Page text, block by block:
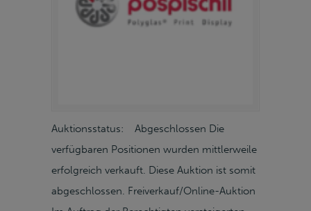
Auktionsstatus: Abgeschlossen Die
verfügbaren Positionen wurden mittlerweile
erfolgreich verkauft. Diese Auktion ist somit
abgeschlossen. Freiverkauf/Online-Auktion